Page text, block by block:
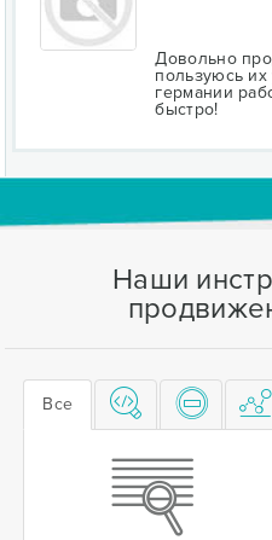
Довольно
пользуюсь их
германии
быстро!
Наши
Все